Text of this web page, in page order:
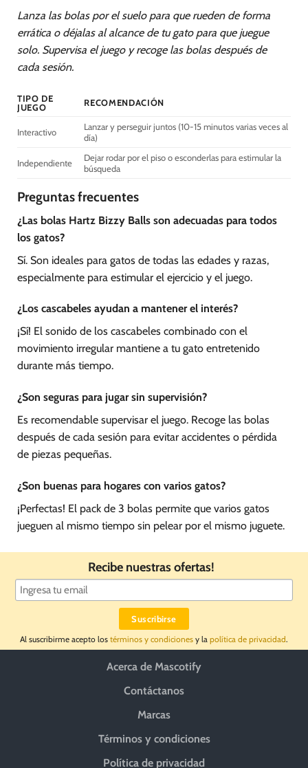
Lanza las bolas por el suelo para que rueden de forma
errática o déjalas al alcance de tu gato para que juegue
solo. Supervisa el juego y recoge las bolas después de
cada sesión.
TIPO DE
JUEGO
RECOMENDACIÓN
Interactivo
Lanzar y perseguir juntos (10-15 minutos varias veces al
día)
Independiente
Dejar rodar por el piso o esconderlas para estimular la
búsqueda
Preguntas frecuentes
¿Las bolas Hartz Bizzy Balls son adecuadas para todos
los gatos?
Sí. Son ideales para gatos de todas las edades y razas,
especialmente para estimular el ejercicio y el juego.
¿Los cascabeles ayudan a mantener el interés?
¡Sí! El sonido de los cascabeles combinado con el
movimiento irregular mantiene a tu gato entretenido
durante más tiempo.
¿Son seguras para jugar sin supervisión?
Es recomendable supervisar el juego. Recoge las bolas
después de cada sesión para evitar accidentes o pérdida
de piezas pequeñas.
¿Son buenas para hogares con varios gatos?
¡Perfectas! El pack de 3 bolas permite que varios gatos
jueguen al mismo tiempo sin pelear por el mismo juguete.
Recibe nuestras ofertas!
Al suscribirme acepto los términos y condiciones y la política de privacidad.
Acerca de Mascotify
Contáctanos
Marcas
Términos y condiciones
Política de privacidad